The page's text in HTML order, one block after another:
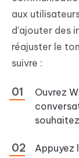
aux
d'ajouter des
réajuster le
suivre :
Ouvrez
Appuyez